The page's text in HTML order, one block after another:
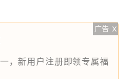
广告 X
，新用户注册即领专属福